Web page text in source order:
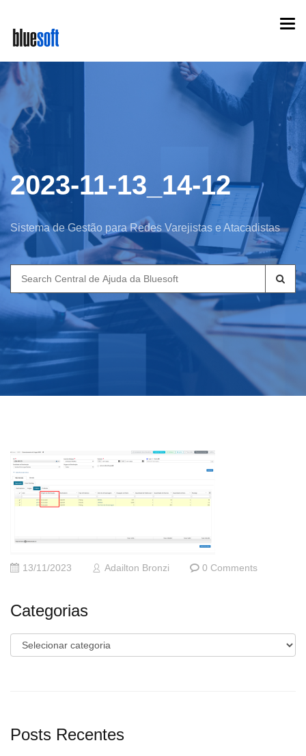
main
content
2023-11-13_14-12
Sistema de Gestão para Redes Varejistas e Atacadistas
Search
for:
13/11/2023 Adailton Bronzi 0 Comments
Categorias
Categorias
Posts Recentes